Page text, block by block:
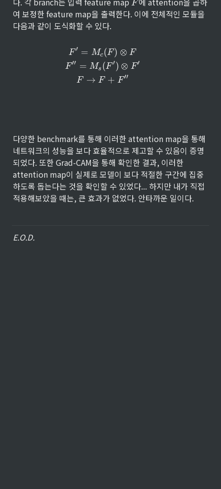
F
여 보정한 feature map을 출력한다. 이에 전체적인 모듈을
다음과 같이 도식화할 수 있다.
F' = M_c(F) \otimes F \\
F′ = Mc(F) ⊗ F
F ′′ = Ms (F′) ⊗ F ′
F → F + F ′′
다양한 benchmark를 통해 이러한 attention map을 통해
네트워크의 성능을 보다 효율적으로 제고할 수 있음이 증명
되었다. 또한 Grad-CAM을 통해 확인한 결과, 이러한
attention map이 실제로 모델이 보다 적절한 구간에 집중
하도록 돕는다는 것을 확인할 수 있었다... 하지만 내가 직접
적용해보았을 때는, 큰 효과가 없었다. 안타까운 일이다.
E.O.D.